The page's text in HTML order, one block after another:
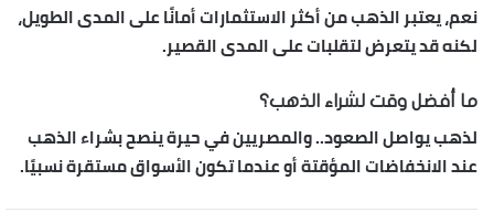
نعم، يعتبر الذهب من أكثر الاستثمارات أمانًا على المدى الطويل،
لكنه قد يتعرض لتقلبات على المدى القصير.
ما أفضل وقت لشراء الذهب؟
لذهب يواصل الصعود.. والمصريين في حيرةينصح بشراء الذهب
عند الانخفاضات المؤقتة أو عندما تكون الأسواق مستقرة نسبيًا.